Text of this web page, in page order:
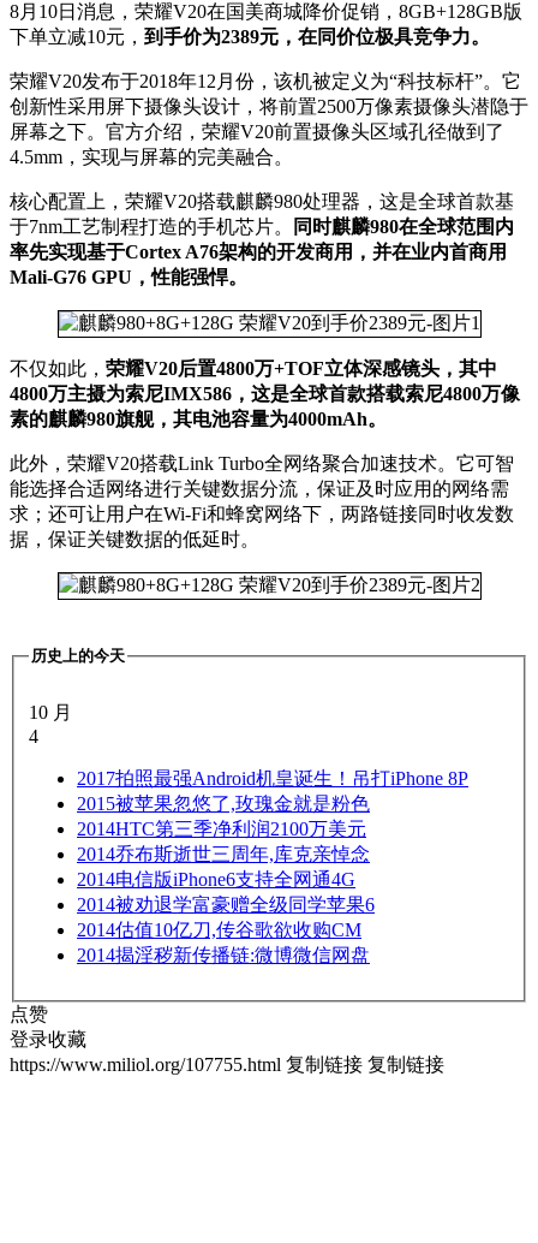
8月10日消息，荣耀V20在国美商城降价促销，8GB+128GB版
下单立减10元， 到手价为2389元，在同价位极具竞争力。
荣耀V20发布于2018年12月份，该机被定义为“科技标杆”。它
创新性采用屏下摄像头设计，将前置2500万像素摄像头潜隐于
屏幕之下。官方介绍，荣耀V20前置摄像头区域孔径做到了
4.5mm，实现与屏幕的完美融合。
核心配置上，荣耀V20搭载麒麟980处理器，这是全球首款基
于7nm工艺制程打造的手机芯片。
同时麒麟980在全球范围内
率先实现基于Cortex A76架构的开发商用，并在业内首商用
Mali-G76 GPU，性能强悍。
不仅如此， 荣耀V20后置4800万+TOF立体深感镜头，其中
4800万主摄为索尼IMX586，这是全球首款搭载索尼4800万像
素的麒麟980旗舰，其电池容量为4000mAh。
此外，荣耀V20搭载Link Turbo全网络聚合加速技术。它可智
能选择合适网络进行关键数据分流，保证及时应用的网络需
求；还可让用户在Wi-Fi和蜂窝网络下，两路链接同时收发数
据，保证关键数据的低延时。
历史上的今天
10 月
4
2017拍照最强Android机皇诞生！吊打iPhone 8P
2015被苹果忽悠了,玫瑰金就是粉色
2014HTC第三季净利润2100万美元
2014乔布斯逝世三周年,库克亲悼念
2014电信版iPhone6支持全网通4G
2014被劝退学富豪赠全级同学苹果6
2014估值10亿刀,传谷歌欲收购CM
2014揭淫秽新传播链:微博微信网盘
点赞
登录收藏
https://www.miliol.org/107755.html 复制链接 复制链接